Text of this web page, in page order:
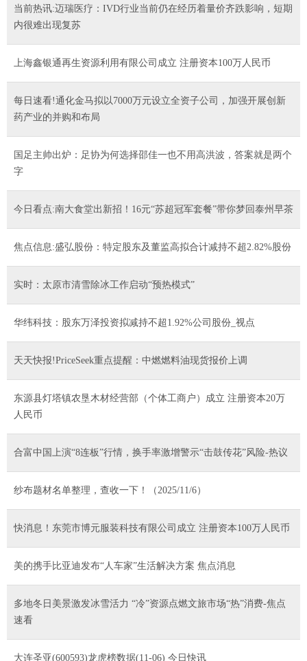
当前热讯:迈瑞医疗：IVD行业当前仍在经历着量价齐跌影响，短期
内很难出现复苏
上海鑫银通再生资源利用有限公司成立 注册资本100万人民币
每日速看!通化金马拟以7000万元设立全资子公司，加强开展创新
药产业的并购和布局
国足主帅出炉：足协为何选择邵佳一也不用高洪波，答案就是两个
字
今日看点:南大食堂出新招！16元“苏超冠军套餐”带你梦回泰州早茶
焦点信息:盛弘股份：特定股东及董监高拟合计减持不超2.82%股份
实时：太原市清雪除冰工作启动“预热模式”
华纬科技：股东万泽投资拟减持不超1.92%公司股份_视点
天天快报!PriceSeek重点提醒：中燃燃料油现货报价上调
东源县灯塔镇农垦木材经营部（个体工商户）成立 注册资本20万
人民币
合富中国上演“8连板”行情，换手率激增警示“击鼓传花”风险-热议
纱布题材名单整理，查收一下！（2025/11/6）
快消息！东莞市博元服装科技有限公司成立 注册资本100万人民币
美的携手比亚迪发布“人车家”生活解决方案 焦点消息
多地冬日美景激发冰雪活力 “冷”资源点燃文旅市场“热”消费-焦点
速看
大连圣亚(600593)龙虎榜数据(11-06) 今日快讯